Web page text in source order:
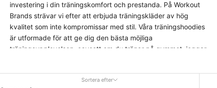
investering i din träningskomfort och prestanda. På Workout
Brands strävar vi efter att erbjuda träningskläder av hög
kvalitet som inte kompromissar med stil. Våra träningshoodies
är utformade för att ge dig den bästa möjliga
träningsupplevelsen
, oavsett om du tränar på gymmet, joggar
Kvalitet och Komfort som Prioritet
Sortera efter